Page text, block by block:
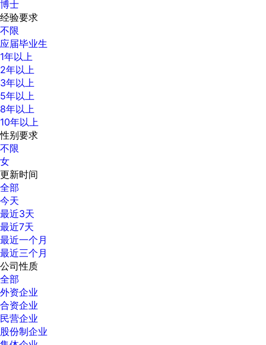
博士
经验要求
不限
应届毕业生
1年以上
2年以上
3年以上
5年以上
8年以上
10年以上
性别要求
不限
女
更新时间
全部
今天
最近3天
最近7天
最近一个月
最近三个月
公司性质
全部
外资企业
合资企业
民营企业
股份制企业